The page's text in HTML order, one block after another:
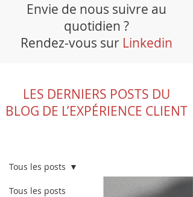
Envie de nous suivre au
quotidien ?
Rendez-vous sur Linkedin
LES DERNIERS POSTS DU
BLOG DE L’EXPÉRIENCE CLIENT
Tous les posts
Tous les posts